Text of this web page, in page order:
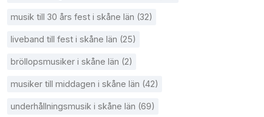
musik till 30 års fest i skåne län (32)
liveband till fest i skåne län (25)
bröllopsmusiker i skåne län (2)
musiker till middagen i skåne län (42)
underhållningsmusik i skåne län (69)